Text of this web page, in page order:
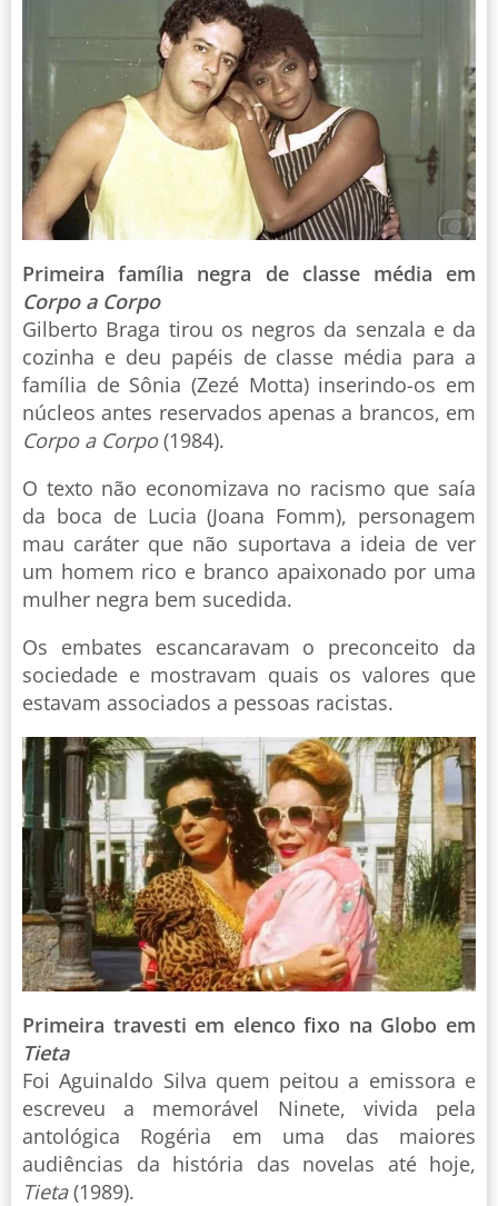
Primeira família negra de classe média em
Corpo a Corpo
Gilberto Braga tirou os negros da senzala e da
cozinha e deu papéis de classe média para a
família de Sônia (Zezé Motta) inserindo-os em
núcleos antes reservados apenas a brancos, em
Corpo a Corpo(1984).
O texto não economizava no racismo que saía
da boca de Lucia (Joana Fomm), personagem
mau caráter que não suportava a ideia de ver
um homem rico e branco apaixonado por uma
mulher negra bem sucedida.
Os embates escancaravam o preconceito da
sociedade e mostravam quais os valores que
estavam associados a pessoas racistas.
Primeira travesti em elenco fixo na Globo em
Tieta
Foi Aguinaldo Silva quem peitou a emissora e
escreveu a memorável Ninete, vivida pela
antológica Rogéria em uma das maiores
audiências da história das novelas até hoje,
Tieta(1989).